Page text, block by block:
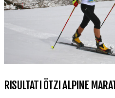
RISULTATI ÖTZI ALPINE